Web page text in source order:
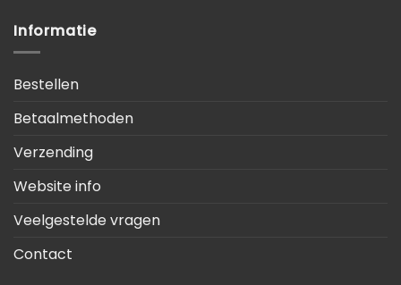
Informatie
Bestellen
Betaalmethoden
Verzending
Website info
Veelgestelde vragen
Contact